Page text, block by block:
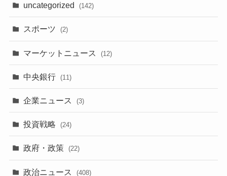
uncategorized (142)
スポーツ (2)
マーケットニュース (12)
中央銀行 (11)
企業ニュース (3)
投資戦略 (24)
政府・政策 (22)
政治ニュース (408)